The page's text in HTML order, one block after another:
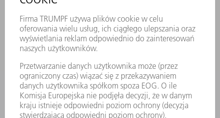
KONTAKT
LOKALIZACJE
WYDARZENIA I TERMINY
SUBSKRYPCJA NEWSLETTERA
MYTRUMPF
KARTY BEZPIECZEŃSTWA
PRODUKTY
MASZYNY & SYSTEMY
LASER
ENERGOELEKTRONIKA
ELEKTRONARZĘDZIA
SMART FACTORY